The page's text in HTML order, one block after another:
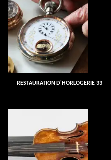
RESTAURATION D'HORLOGERIE 33